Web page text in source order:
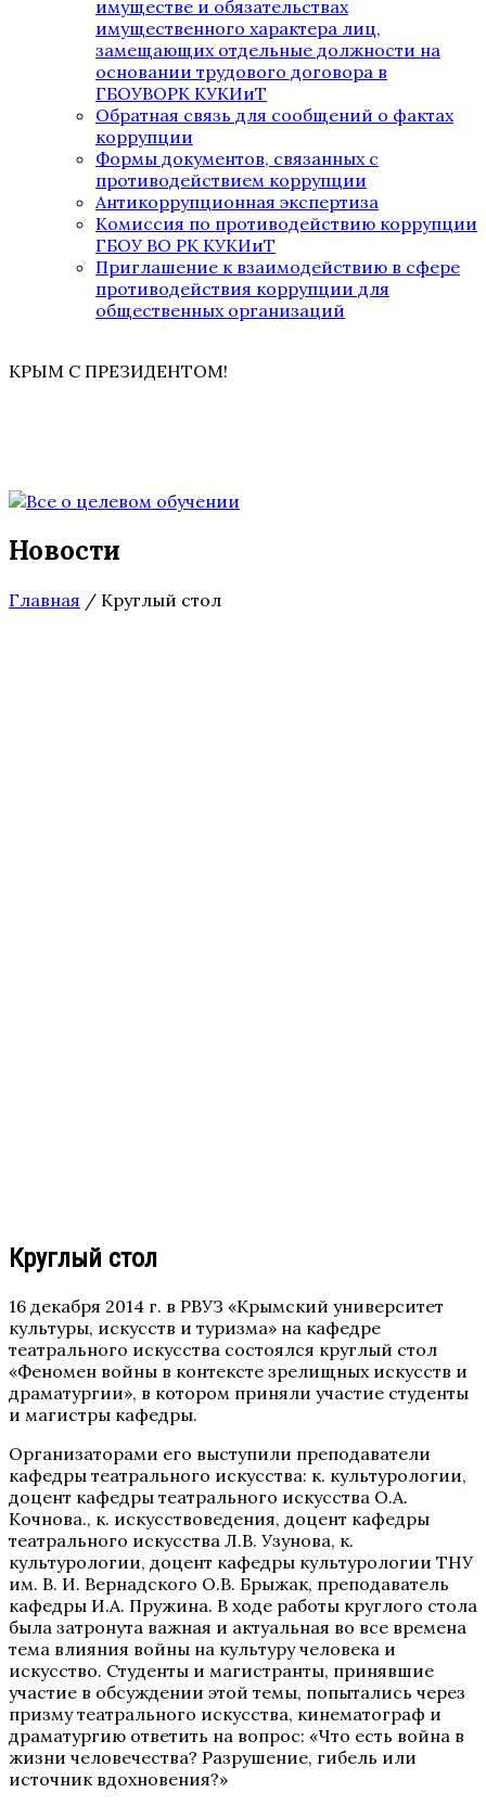
имуществе и обязательствах
имущественного характера лиц,
замещающих отдельные должности на
основании трудового договора в
ГБОУВОРК КУКИиТ
Обратная связь для сообщений о фактах
коррупции
Формы документов, связанных с
противодействием коррупции
Антикоррупционная экспертиза
Комиссия по противодействию коррупции
ГБОУ ВО РК КУКИиТ
Приглашение к взаимодействию в сфере
противодействия коррупции для
общественных организаций
КРЫМ С ПРЕЗИДЕНТОМ!
Новости
Главная / Круглый стол
Круглый стол
16 декабря 2014 г. в РВУЗ «Крымский университет
культуры, искусств и туризма» на кафедре
театрального искусства состоялся круглый стол
«Феномен войны в контексте зрелищных искусств и
драматургии», в котором приняли участие студенты
и магистры кафедры.
Организаторами его выступили преподаватели
кафедры театрального искусства: к. культурологии,
доцент кафедры театрального искусства О.А.
Кочнова., к. искусствоведения, доцент кафедры
театрального искусства Л.В. Узунова, к.
культурологии, доцент кафедры культурологии ТНУ
им. В. И. Вернадского О.В. Брыжак, преподаватель
кафедры И.А. Пружина. В ходе работы круглого стола
была затронута важная и актуальная во все времена
тема влияния войны на культуру человека и
искусство. Студенты и магистранты, принявшие
участие в обсуждении этой темы, попытались через
призму театрального искусства, кинематограф и
драматургию ответить на вопрос: «Что есть война в
жизни человечества? Разрушение, гибель или
источник вдохновения?»